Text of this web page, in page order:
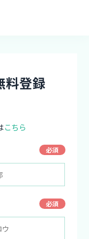
料登録
こちら